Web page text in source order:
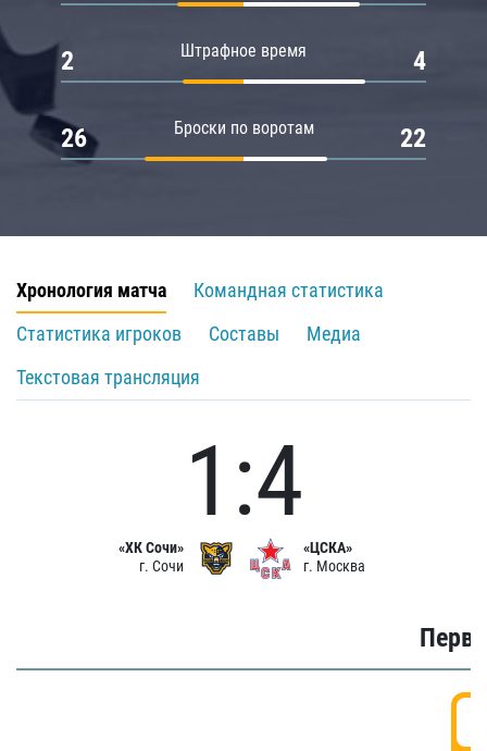
Штрафное время
2 4
Броски по воротам
26 22
Хронология матча
Командная статистика
Статистика игроков
Составы
Медиа
Текстовая трансляция
«ХК Сочи»
г. Сочи
1:4
«ЦСКА»
г. Москва